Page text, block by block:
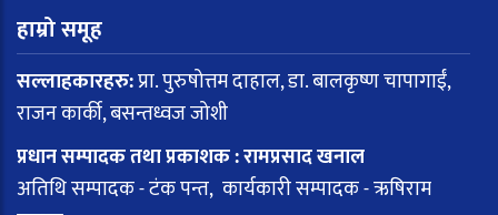
हाम्रो समूह
सल्लाहकारहरु:प्रा. पुरुषोत्तम दाहाल, डा. बालकृष्ण चापागाईं,
राजन कार्की, बसन्तध्वज जोशी
प्रधान सम्पादक तथा प्रकाशक : रामप्रसाद खनाल
अतिथि सम्पादक - टंक पन्त, कार्यकारी सम्पादक - ऋषिराम